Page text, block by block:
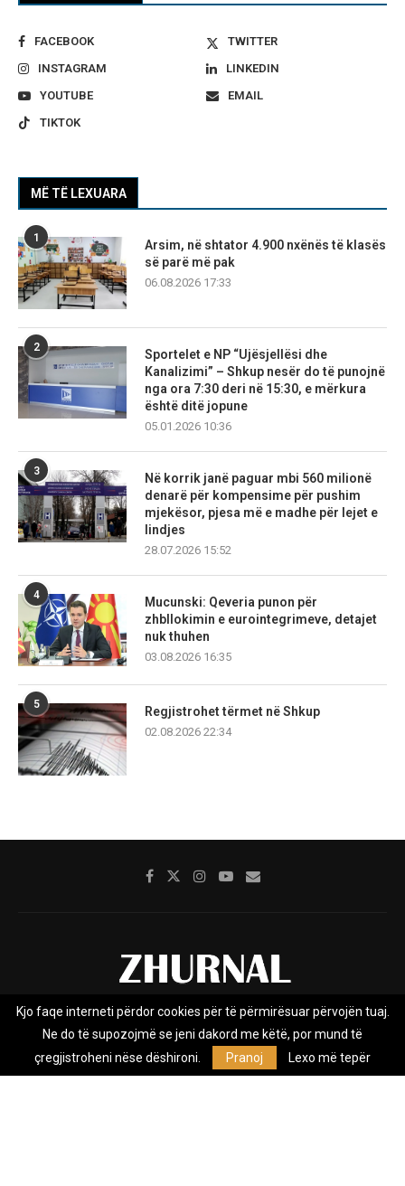
FACEBOOK
TWITTER
INSTAGRAM
LINKEDIN
YOUTUBE
EMAIL
TIKTOK
MË TË LEXUARA
1
Arsim, në shtator 4.900 nxënës të klasës
së parë më pak
06.08.2026 17:33
2
Sportelet e NP “Ujësjellësi dhe
Kanalizimi” – Shkup nesër do të punojnë
nga ora 7:30 deri në 15:30, e mërkura
është ditë jopune
05.01.2026 10:36
3
Në korrik janë paguar mbi 560 milionë
denarë për kompensime për pushim
mjekësor, pjesa më e madhe për lejet e
lindjes
28.07.2026 15:52
4
Mucunski: Qeveria punon për
zhbllokimin e eurointegrimeve, detajet
nuk thuhen
03.08.2026 16:35
5
Regjistrohet tërmet në Shkup
02.08.2026 22:34
Rreth nesh Impresumi Marketing
Privacy Policy
Zhurnal.mk është Agjenci e Lajmeve e pavarur, e themeluar në vitin
Kjo faqe interneti përdor cookies për të përmirësuar përvojën tuaj.
Ne do të supozojmë se jeni dakord me këtë, por mund të
çregjistroheni nëse dëshironi.
Pranoj Lexo më tepër